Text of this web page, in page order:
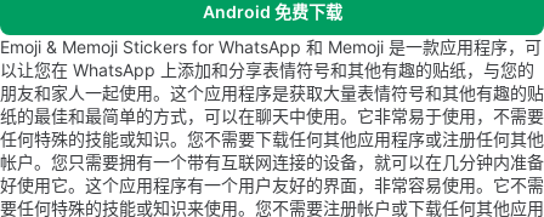
Android 免费下载
Emoji & Memoji Stickers for WhatsApp 和 Memoji 是一款应用程序，可
以让您在 WhatsApp 上添加和分享表情符号和其他有趣的贴纸，与您的
朋友和家人一起使用。这个应用程序是获取大量表情符号和其他有趣的贴
纸的最佳和最简单的方式，可以在聊天中使用。它非常易于使用，不需要
任何特殊的技能或知识。您不需要下载任何其他应用程序或注册任何其他
帐户。您只需要拥有一个带有互联网连接的设备，就可以在几分钟内准备
好使用它。这个应用程序有一个用户友好的界面，非常容易使用。它不需
要任何特殊的技能或知识来使用。您不需要注册帐户或下载任何其他应用